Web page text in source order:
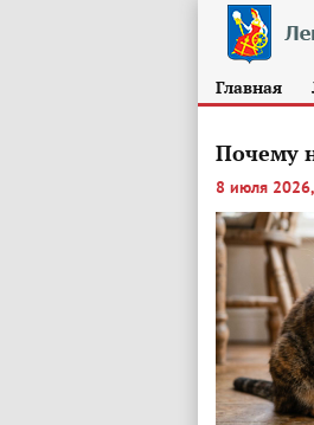
Главная
Почему
8 июля